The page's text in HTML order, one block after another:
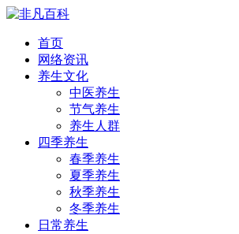
首页
网络资讯
养生文化
中医养生
节气养生
养生人群
四季养生
春季养生
夏季养生
秋季养生
冬季养生
日常养生